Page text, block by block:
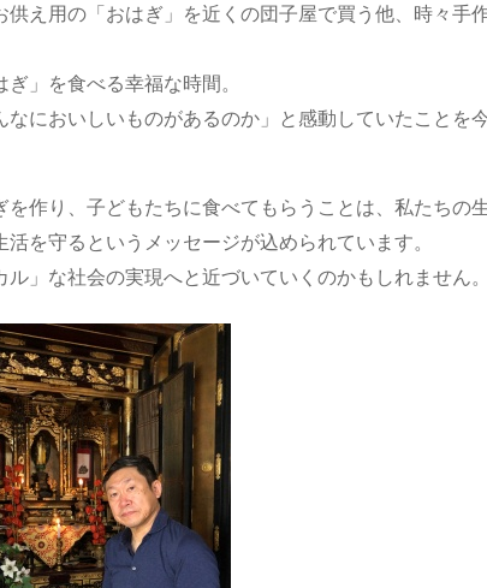
え用の「おはぎ」を近くの団子屋で買う他、時々手
」を食べる幸福な時間。
においしいものがあるのか」と感動していたことを
作り、子どもたちに食べてもらうことは、私たちの
を守るというメッセージが込められています。
」な社会の実現へと近づいていくのかもしれません。